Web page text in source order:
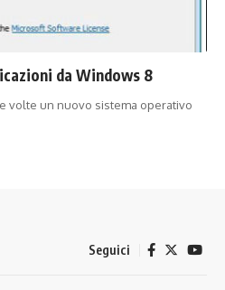
da Windows 8
volte un nuovo sistema operativo
Seguici